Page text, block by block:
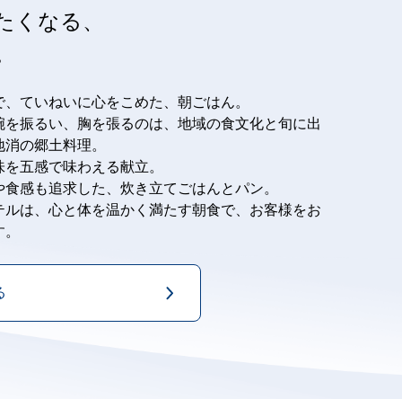
くなる、
ていねいに心をこめた、朝ごはん。
を振るい、胸を張るのは、地域の食文化と旬に出
の郷土料理。
五感で味わえる献立。
感も追求した、炊き立てごはんとパン。
ルは、心と体を温かく満たす朝食で、お客様をお